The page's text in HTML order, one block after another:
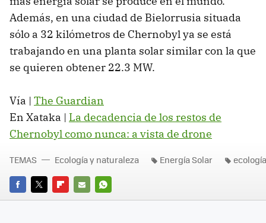
Además, en una ciudad de Bielorrusia situada
sólo a 32 kilómetros de Chernobyl ya se está
trabajando en una planta solar similar con la que
se quieren obtener 22.3 MW.
Vía | The Guardian
En Xataka | La decadencia de los restos de
Chernobyl como nunca: a vista de drone
FACEBOOK
TWITTERFLIPBOARD
E-
WHATSAPP
TEMAS Ecología y naturaleza Energía Solar ecología